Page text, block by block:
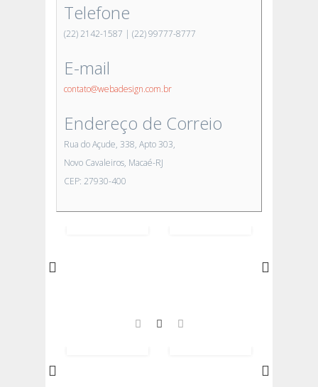
Telefone
(22) 2142-1587 | (22) 99777-8777
E-mail
contato@webadesign.com.br
Endereço de Correio
Rua do Açude, 338, Apto 303,
Novo Cavaleiros, Macaé-RJ
CEP: 27930-400